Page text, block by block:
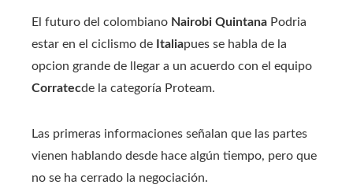
El futuro del colombiano Nairobi Quintana Podria
estar en el ciclismo de Italiapues se habla de la
opcion grande de llegar a un acuerdo con el equipo
Corratecde la categoría Proteam.
Las primeras informaciones señalan que las partes
vienen hablando desde hace algún tiempo, pero que
no se ha cerrado la negociación.